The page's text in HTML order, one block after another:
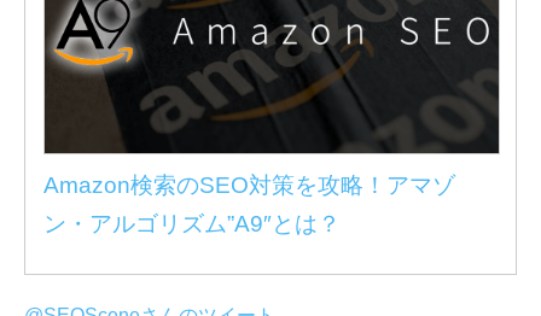
Amazon検索のSEO対策を攻略！アマゾ
ン・アルゴリズム”A9″とは？